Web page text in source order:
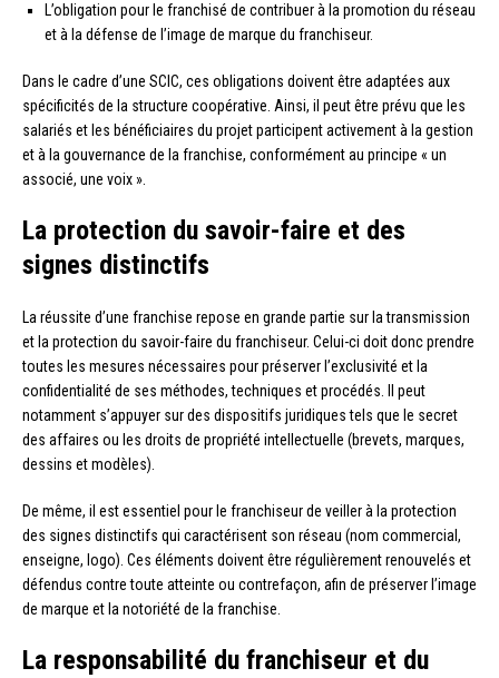
L’obligation pour le franchisé de contribuer à la promotion du réseau
et à la défense de l’image de marque du franchiseur.
Dans le cadre d’une SCIC, ces obligations doivent être adaptées aux
spécificités de la structure coopérative. Ainsi, il peut être prévu que les
salariés et les bénéficiaires du projet participent activement à la gestion
et à la gouvernance de la franchise, conformément au principe « un
associé, une voix ».
La protection du savoir-faire et des
signes distinctifs
La réussite d’une franchise repose en grande partie sur la transmission
et la protection du savoir-faire du franchiseur. Celui-ci doit donc prendre
toutes les mesures nécessaires pour préserver l’exclusivité et la
confidentialité de ses méthodes, techniques et procédés. Il peut
notamment s’appuyer sur des dispositifs juridiques tels que le secret
des affaires ou les droits de propriété intellectuelle (brevets, marques,
dessins et modèles).
De même, il est essentiel pour le franchiseur de veiller à la protection
des signes distinctifs qui caractérisent son réseau (nom commercial,
enseigne, logo). Ces éléments doivent être régulièrement renouvelés et
défendus contre toute atteinte ou contrefaçon, afin de préserver l’image
de marque et la notoriété de la franchise.
La responsabilité du franchiseur et du